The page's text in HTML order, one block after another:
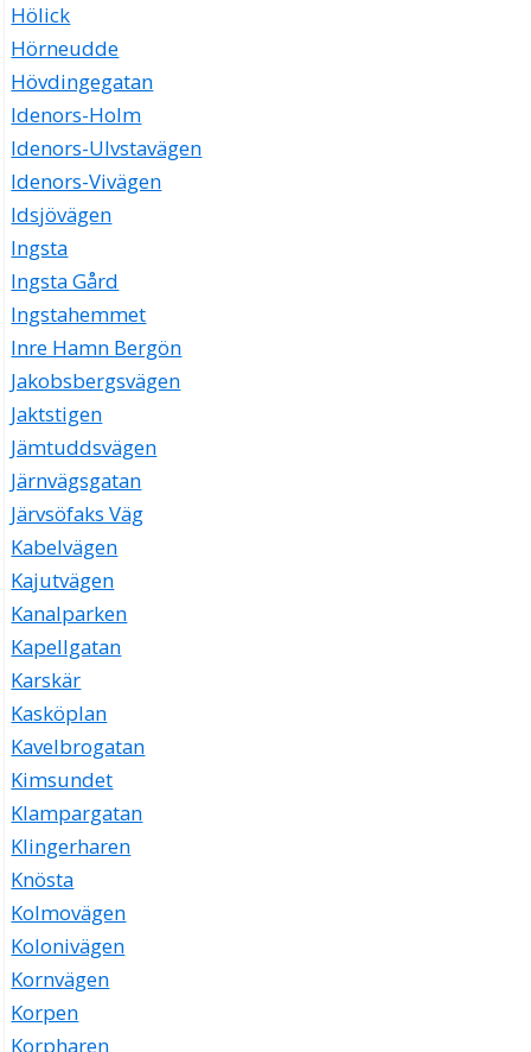
Hölick
Hörneudde
Hövdingegatan
Idenors-Holm
Idenors-Ulvstavägen
Idenors-Vivägen
Idsjövägen
Ingsta
Ingsta Gård
Ingstahemmet
Inre Hamn Bergön
Jakobsbergsvägen
Jaktstigen
Jämtuddsvägen
Järnvägsgatan
Järvsöfaks Väg
Kabelvägen
Kajutvägen
Kanalparken
Kapellgatan
Karskär
Kasköplan
Kavelbrogatan
Kimsundet
Klampargatan
Klingerharen
Knösta
Kolmovägen
Kolonivägen
Kornvägen
Korpen
Korpharen